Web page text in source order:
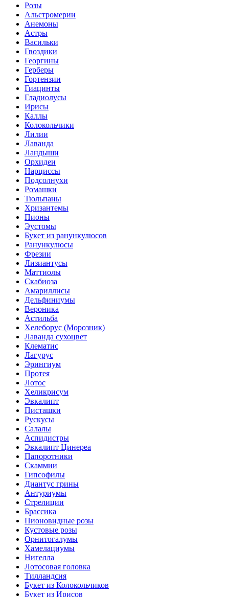
Розы
Альстромерии
Анемоны
Астры
Васильки
Гвоздики
Георгины
Герберы
Гортензии
Гиацинты
Гладиолусы
Ирисы
Каллы
Колокольчики
Лилии
Лаванда
Ландыши
Орхидеи
Нарциссы
Подсолнухи
Ромашки
Тюльпаны
Хризантемы
Пионы
Эустомы
Букет из ранункулюсов
Ранункулюсы
Фрезии
Лизиантусы
Маттиолы
Скабиоза
Амариллисы
Дельфиниумы
Вероника
Астильба
Хелеборус (Морозник)
Лаванда сухоцвет
Клематис
Лагурус
Эрингиум
Протея
Лотос
Хеликрисум
Эвкалипт
Писташки
Рускусы
Салалы
Аспидистры
Эвкалипт Цинереа
Папоротники
Скаммии
Гипсофилы
Диантус грины
Антуриумы
Стрелиции
Брассика
Пионовидные розы
Кустовые розы
Орнитогалумы
Хамелациумы
Нигелла
Лотосовая головка
Тилландсия
Букет из Колокольчиков
Букет из Ирисов